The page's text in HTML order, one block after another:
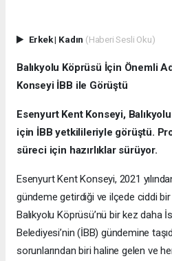
Erkek| Kadın (Haberi Sesli Oku)
Balıkyolu Köprüsü İçin Önemli
Konseyi İBB ile Görüştü
Esenyurt Kent Konseyi,
için İBB yetkilileriyle görüştü.
süreci için hazırlıklar sürüyor.
Esenyurt Kent Konseyi, 2021
gündeme getirdiği ve ilçede ciddi
Balıkyolu Köprüsü’nü bir kez daha
Belediyesi’nin (İBB) gündemine
sorunlarından biri haline gelen ve